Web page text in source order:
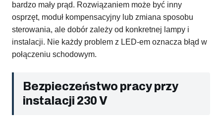
bardzo mały prąd. Rozwiązaniem może być inny
osprzęt, moduł kompensacyjny lub zmiana sposobu
sterowania, ale dobór zależy od konkretnej lampy i
instalacji. Nie każdy problem z LED-em oznacza błąd w
połączeniu schodowym.
Bezpieczeństwo pracy przy
instalacji 230 V